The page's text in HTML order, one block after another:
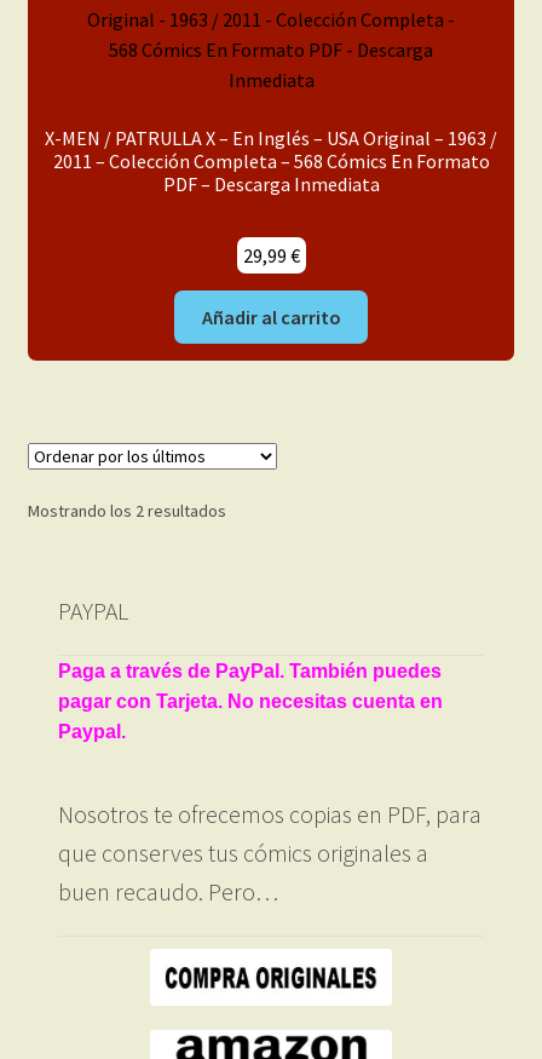
X-MEN / PATRULLA X – En Inglés – USA Original – 1963 /
2011 – Colección Completa – 568 Cómics En Formato
PDF – Descarga Inmediata
29,99 €
Añadir al carrito
Mostrando los 2 resultadosOrdenado
PAYPAL
Paga a través de PayPal. También puedes
pagar con Tarjeta. No necesitas cuenta en
Paypal.
Nosotros te ofrecemos copias en PDF, para
que conserves tus cómics originales a
buen recaudo. Pero…